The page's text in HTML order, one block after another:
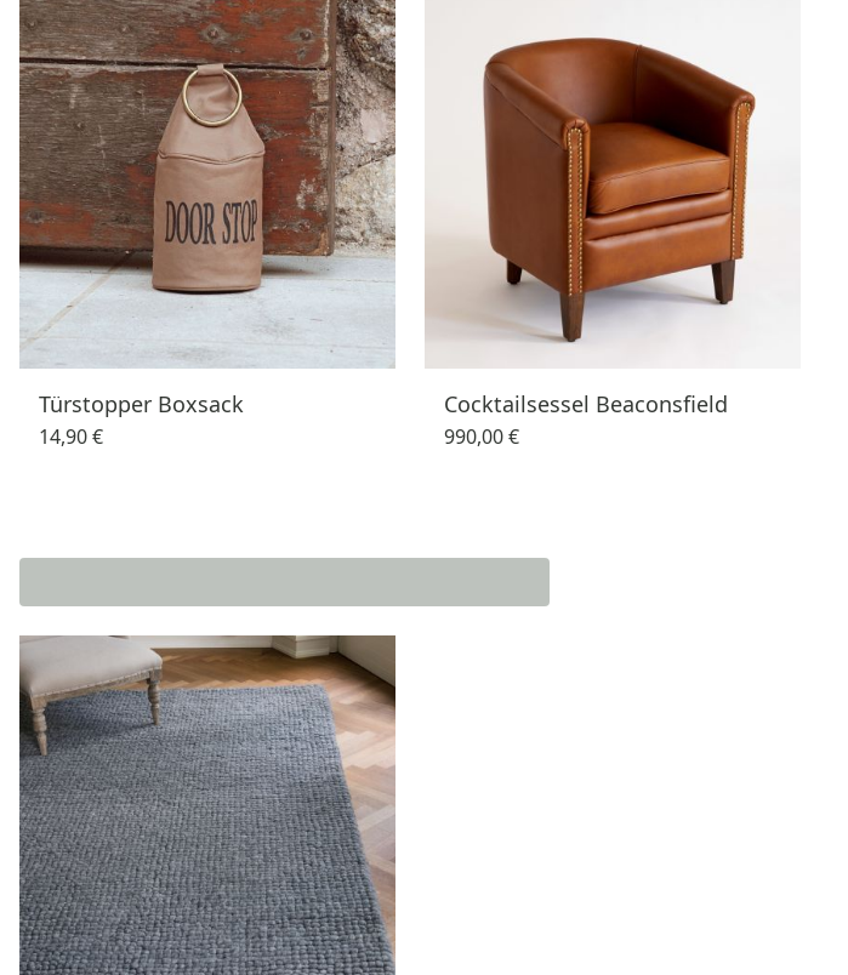
Türstopper Boxsack
14,90 €
Cocktailsessel Beaconsfield
990,00 €